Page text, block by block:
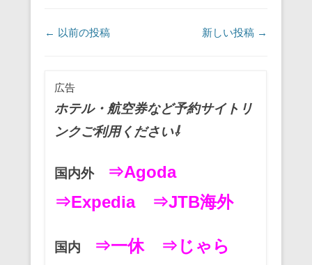
b
k
a
投稿ナビゲーション
← 以前の投稿 新しい投稿 →
広告
ホテル・航空券など予約サイトリ
ンクご利用ください⇩
国内外
⇒Agoda
⇒Expedia
⇒JTB海外
国内 ⇒一休
⇒じゃら